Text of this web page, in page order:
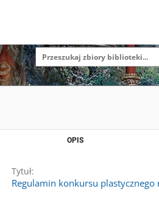
OPIS
Tytuł:
Regulamin konkursu